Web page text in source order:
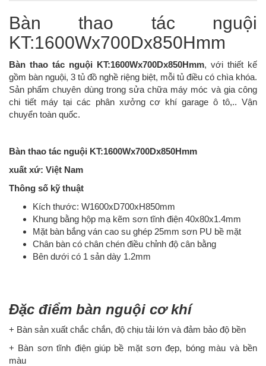
Bàn thao tác nguội
KT:1600Wx700Dx850Hmm
Bàn thao tác nguội KT:1600Wx700Dx850Hmm, với thiết kế
gồm bàn nguội, 3 tủ đồ nghề riệng biệt, mỗi tủ điều có chìa khóa.
Sản phẩm chuyên dùng trong sửa chữa máy móc và gia công
chi tiết máy tại các phân xưởng cơ khí garage ô tô,.. Vận
chuyển toàn quốc.
Bàn thao tác nguội KT:1600Wx700Dx850Hmm
xuất xứ: Việt Nam
Thông số kỹ thuật
Kích thước: W1600xD700xH850mm
Khung bằng hộp mạ kẽm sơn tĩnh điện 40x80x1.4mm
Mặt bàn bắng ván cao su ghép 25mm sơn PU bề mặt
Chân bàn có chân chén điều chỉnh độ cân bằng
Bên dưới có 1 sản dày 1.2mm
Đặc điểm bàn nguội cơ khí
+ Bàn sản xuất chắc chắn, độ chịu tải lớn và đảm bảo độ bền
+ Bàn sơn tĩnh điện giúp bề mặt sơn đẹp, bóng màu và bền
màu